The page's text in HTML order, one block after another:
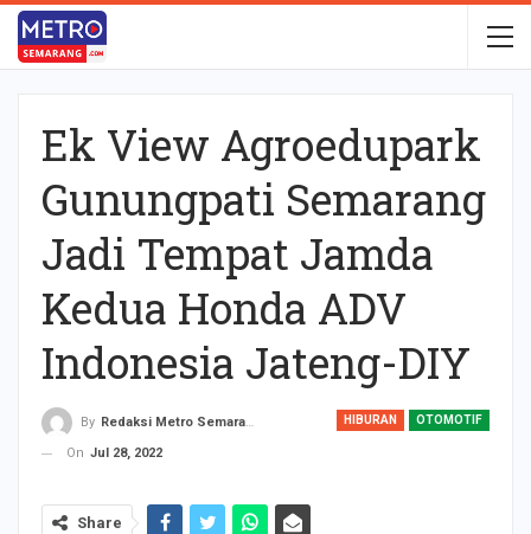
Ek View Agroedupark
Gunungpati Semarang
Jadi Tempat Jamda
Kedua Honda ADV
Indonesia Jateng-DIY
HIBURAN OTOMOTIF
By Redaksi Metro Semarang
On Jul 28, 2022
Share